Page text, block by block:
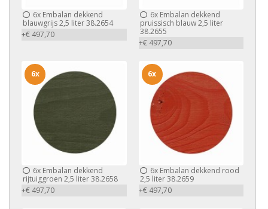
6x Embalan dekkend
blauwgrijs 2,5 liter 38.2654
+€ 497,70
6xEmbalan dekkend
pruissisch blauw 2,5 liter
38.2655
+€ 497,70
6x Embalan dekkend
rijtuiggroen 2,5 liter 38.2658
+€ 497,70
6x
6xEmbalan dekkend rood
2,5 liter 38.2659
+€ 497,70
6x